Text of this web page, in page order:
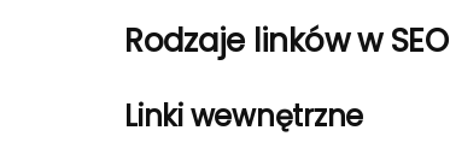
Rodzaje linków w SEO
Linki wewnętrzne